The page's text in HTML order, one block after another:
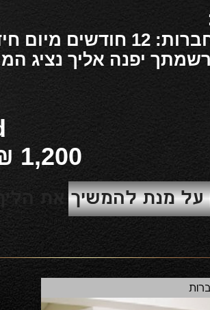
חידוש החברות.
יפנה אליך נציג
1,200
על מנת להמשיך את